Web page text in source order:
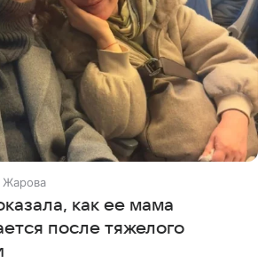
Жарова
как ее мама
после тяжелого